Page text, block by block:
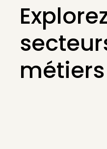
métiers